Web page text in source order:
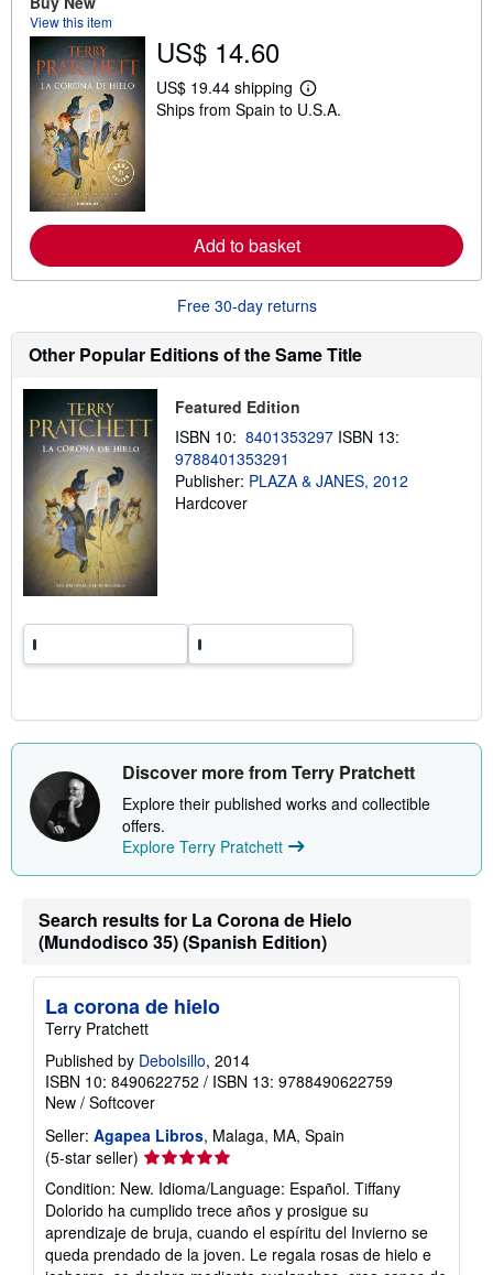
p
i
n
View this item
US$ 14.60
US$ 19.44 shipping
L
e
e
o
t
i
g
a
t
Ships from Spain to U.S.A.
Add to basket
Free 30-day returns
Other Popular Editions of the Same Title
Featured Edition
ISBN 10: 8401353297 ISBN 13:
9788401353291
Publisher: PLAZA & JANES, 2012
Hardcover
Discover more from Terry Pratchett
Explore their published works and collectible
offers.
Explore Terry Pratchett
Search results for La Corona de Hielo
(Mundodisco 35) (Spanish Edition)
La corona de hielo
Terry Pratchett
Published by Debolsillo, 2014
ISBN 10: 8490622752 / ISBN 13: 9788490622759
New / Softcover
Seller: Agapea Libros, Malaga, MA, Spain
(5-star seller) Seller
rating
5
out
of
5
Condition: New. Idioma/Language: Español. Tiffany
Dolorido ha cumplido trece años y prosigue su
aprendizaje de bruja, cuando el espíritu del Invierno se
queda prendado de la joven. Le regala rosas de hielo e